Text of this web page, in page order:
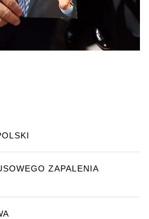
ZAPALENIA